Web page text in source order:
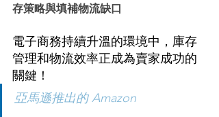
存策略與填補物流缺口
電子商務持續升溫的環境中，庫存
管理和物流效率正成為賣家成功的
關鍵！
亞馬遜推出的 Amazon